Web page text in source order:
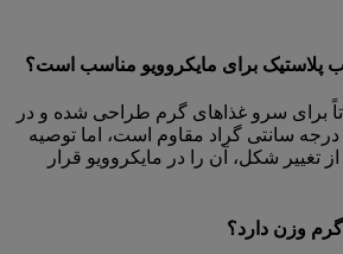
پلاستیک برای مایکروویو مناسب است؟
برای سرو غذاهای گرم طراحی شده و در
برابر حرارت تا حدود 70 درجه سانتی گراد مقاوم است، اما توصیه
تغییر شکل، آن را در مایکروویو قرار
وزن دارد؟